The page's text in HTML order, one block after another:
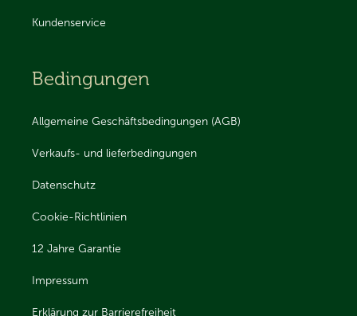
Kundenservice
Bedingungen
Allgemeine Geschäftsbedingungen (AGB)
Verkaufs- und lieferbedingungen
Datenschutz
Cookie-Richtlinien
12 Jahre Garantie
Impressum
Erklärung zur Barrierefreiheit